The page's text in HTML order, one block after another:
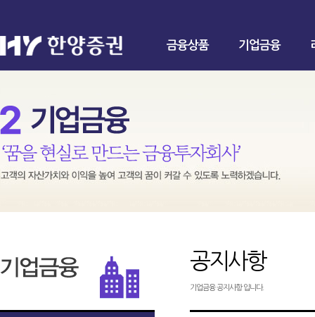
금융상품 기업금융
공지사항
기업금융 공지사항 입니다.